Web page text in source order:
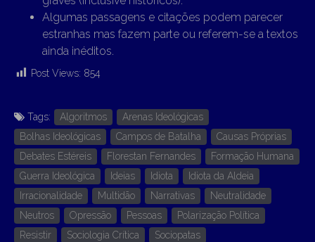
Algumas passagens e citações podem parecer
estranhas mas fazem parte ou referem-se a textos
ainda inéditos.
Post Views: 854
Tags: Algoritmos
Arenas Ideológicas
Bolhas Ideológicas
Campos de Batalha
Causas Próprias
Debates Estéreis
Florestan Fernandes
Formação Humana
Guerra Ideológica
Ideias Idiota
Idiota da Aldeia
Irracionalidade
Multidão Narrativas
Neutralidade
Neutros
Opressão Pessoas
Polarização Política
Resistir
Sociologia Crítica
Sociopatas